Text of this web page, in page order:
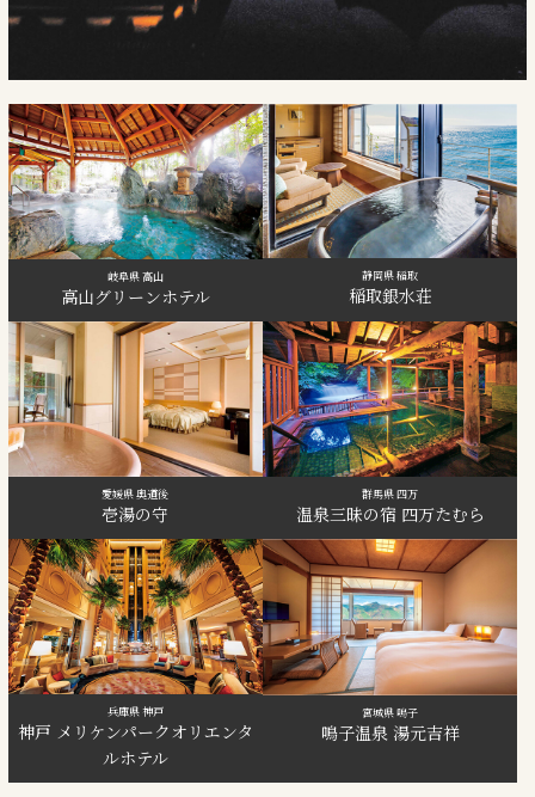
岐阜県 高山
高山グリーンホテル
静岡県 稲取
稲取銀水荘
愛媛県 奥道後
壱湯の守
群馬県 四万
温泉三昧の宿 四万たむら
兵庫県 神戸
神戸 メリケンパークオリエンタ
ルホテル
宮城県 鳴子
鳴子温泉 湯元吉祥